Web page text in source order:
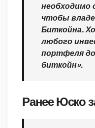
необходимо
чтобы
Биткойна.
любого
портфеля
биткойн».
Ранее Юско